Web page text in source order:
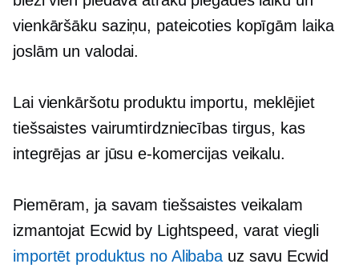
vienkāršāku saziņu, pateicoties kopīgām laika
joslām un valodai.
Lai vienkāršotu produktu importu, meklējiet
tiešsaistes vairumtirdzniecības tirgus, kas
integrējas ar jūsu e-komercijas veikalu.
Piemēram, ja savam tiešsaistes veikalam
izmantojat Ecwid by Lightspeed, varat viegli
importēt produktus no Alibaba uz savu Ecwid